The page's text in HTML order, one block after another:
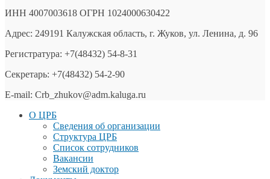
ИНН 4007003618 ОГРН 1024000630422
Адрес: 249191 Калужская область, г. Жуков, ул. Ленина, д. 96
Регистратура: +7(48432) 54-8-31
Секретарь: +7(48432) 54-2-90
E-mail: Crb_zhukov@adm.kaluga.ru
О ЦРБ
Сведения об организации
Структура ЦРБ
Список сотрудников
Вакансии
Земский доктор